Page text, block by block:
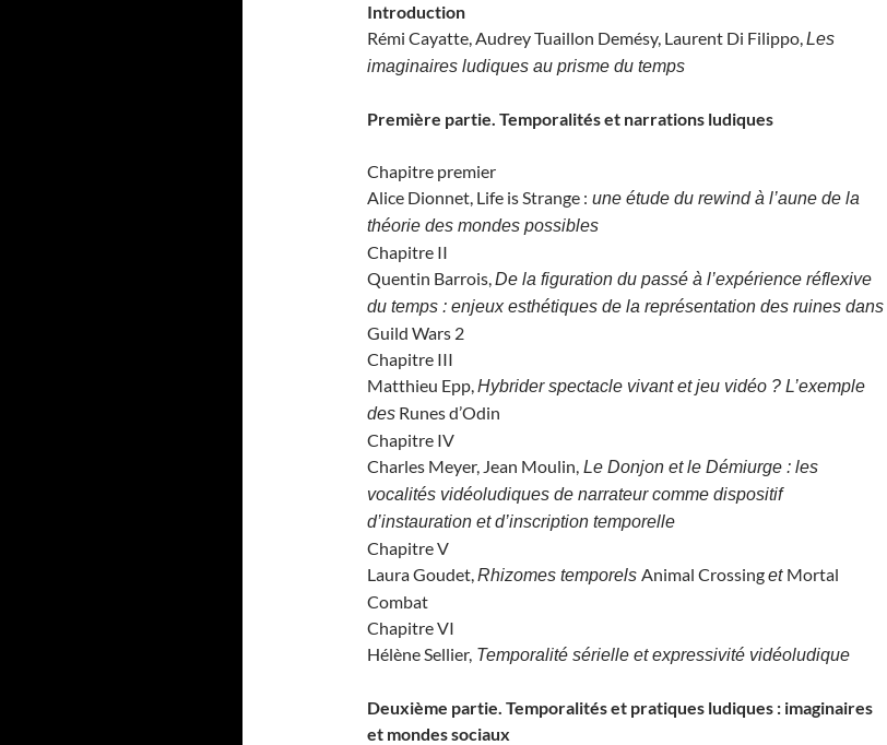
Introduction
Rémi Cayatte, Audrey Tuaillon Demésy, Laurent Di Filippo,Les
imaginaires ludiques au prisme du temps
Première partie. Temporalités et narrations ludiques
Chapitre premier
Alice Dionnet, Life is Strange : une étude du rewind à l’aune de la
théorie des mondes possibles
Chapitre II
Quentin Barrois,De la figuration du passé à l’expérience réflexive
du temps : enjeux esthétiques de la représentation des ruines dans
Guild Wars 2
Chapitre III
Matthieu Epp,Hybrider spectacle vivant et jeu vidéo ? L’exemple
des Runes d’Odin
Chapitre IV
Charles Meyer, Jean Moulin, Le Donjon et le Démiurge : les
vocalités vidéoludiques de narrateur comme dispositif
d’instauration et d’inscription temporelle
Chapitre V
Laura Goudet,Rhizomes temporels Animal Crossinget Mortal
Combat
Chapitre VI
Hélène Sellier, Temporalité sérielle et expressivité vidéoludique
Deuxième partie. Temporalités et pratiques ludiques : imaginaires
et mondes sociaux